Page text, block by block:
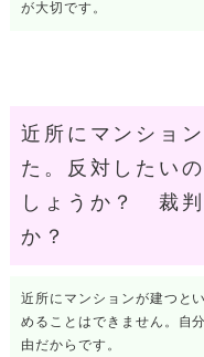
が大切です。
近所にマンショ
た。反対したい
しょうか？ 裁判
か？
近所にマンションが建つと
めることはできません。自
由だからです。